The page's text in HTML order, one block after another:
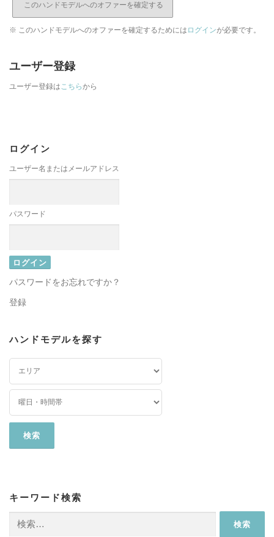
※ このハンドモデルへのオファーを確定するためには ログインが必要です。
ユーザー登録
ユーザー登録はこちらから
ログイン
ユーザー名またはメールアドレス
パスワード
パスワードをお忘れですか？
登録
ハンドモデルを探す
キーワード検索